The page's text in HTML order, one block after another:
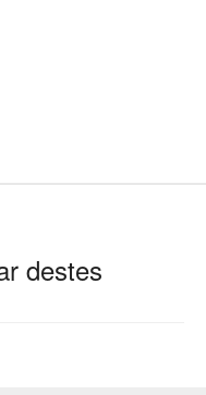
destes